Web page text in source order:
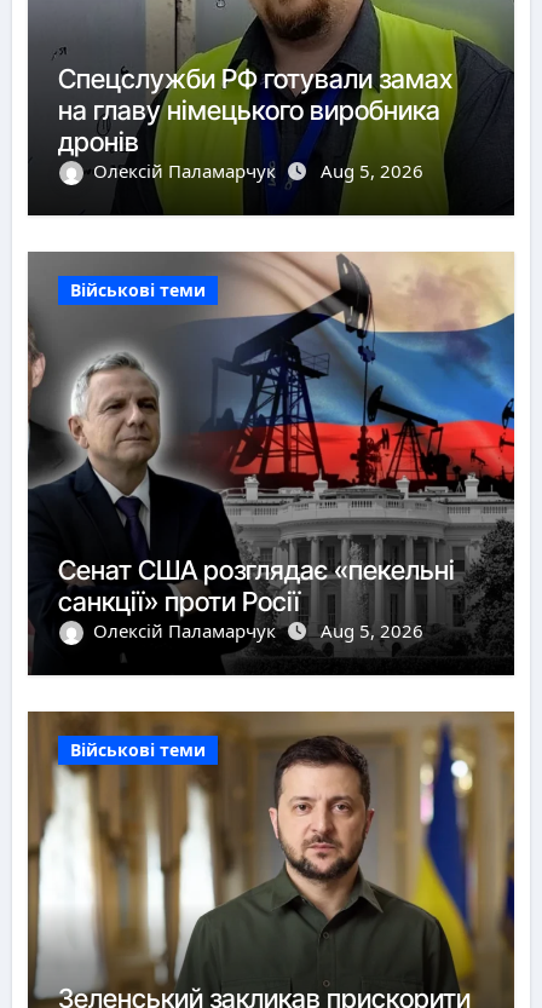
Спецслужби РФ готували замах
на главу німецького виробника
дронів
Олексій Паламарчук Aug 5, 2026
Військові теми
Сенат США розглядає «пекельні
санкції» проти Росії
Олексій Паламарчук Aug 5, 2026
Військові теми
Зеленський закликав прискорити